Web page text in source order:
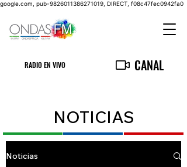
google.com, pub-9826011386271019, DIRECT, f08c47fec0942fa0
RADIO EN VIVO CANAL
NOTICIAS
Noticias